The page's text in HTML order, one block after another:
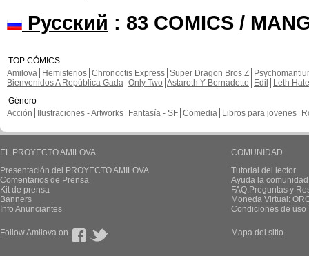
Русский : 83 COMICS /
TOP CÓMICS
Amilova
Hemisferios Chronoctis Express Super Dragon Bros Z
Bienvenidos A República Gada Only Two Astaroth Y Bernadette Edil
Leth Hate
Género
Acción
Ilustraciones - Artworks Fantasía - SF Comedia Libros para jovenes
EL PROYECTO AMILOVA
Presentación del PROYECTO AMILOVA
Comentarios de Prensa
Kit de prensa
Banners
Info Anunciantes
COMUNIDAD
Tutorial del lector
Ayuda la
FAQ.Preguntas y
Moneda Virtual:
Condiciones de uso
Follow Amilova on Mapa del sitio